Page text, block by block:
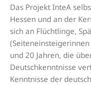
Das Projekt InteA
Hessen und an der
sich an Flüchtlinge,
und 20 Jahren, die
Deutschkenntnisse
Kenntnisse der